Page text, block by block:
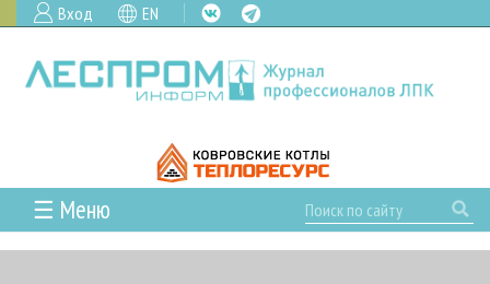
Вход EN
☰ Меню
ГЛАВНАЯ